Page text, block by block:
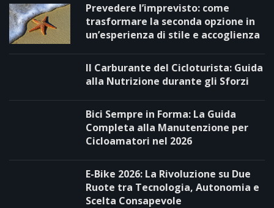
Prevedere l’imprevisto: come
trasformare la seconda opzione in
un’esperienza di stile e accoglienza
Il Carburante del Cicloturista: Guida
alla Nutrizione durante gli Sforzi
Bici Sempre in Forma: La Guida
Completa alla Manutenzione per
Cicloamatori nel 2026
E-Bike 2026: La Rivoluzione su Due
Ruote tra Tecnologia, Autonomia e
Scelta Consapevole